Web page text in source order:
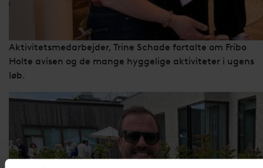
Aktivitetsmedarbejder, Trine Schade fortalte om Fribo
Holte avisen og de mange hyggelige aktiviteter i ugens
løb.